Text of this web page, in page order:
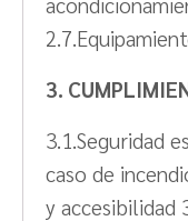
3.
3.1.Seguridad
caso de
y accesibilidad